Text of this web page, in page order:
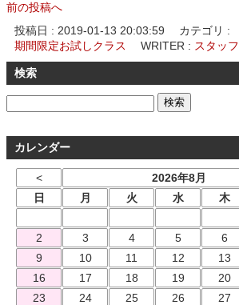
前の投稿へ
投稿日 : 2019-01-13 20:03:59
カテゴリ :
期間限定お試しクラス
WRITER : スタッフ
検索
カレンダー
< 2026年8月
日
月 火 水 木
2
3 4 5 6
9
10 11 12 13
16
17 18 19 20
23
24 25 26 27